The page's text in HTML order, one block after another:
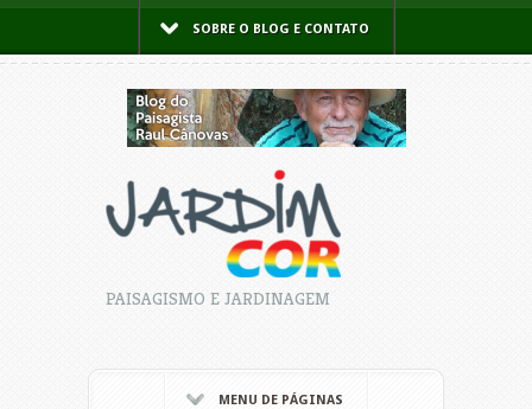
SOBRE O BLOG E CONTATO
PAISAGISMO E JARDINAGEM
MENU DE PÁGINAS